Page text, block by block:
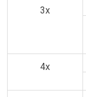
3x
4x